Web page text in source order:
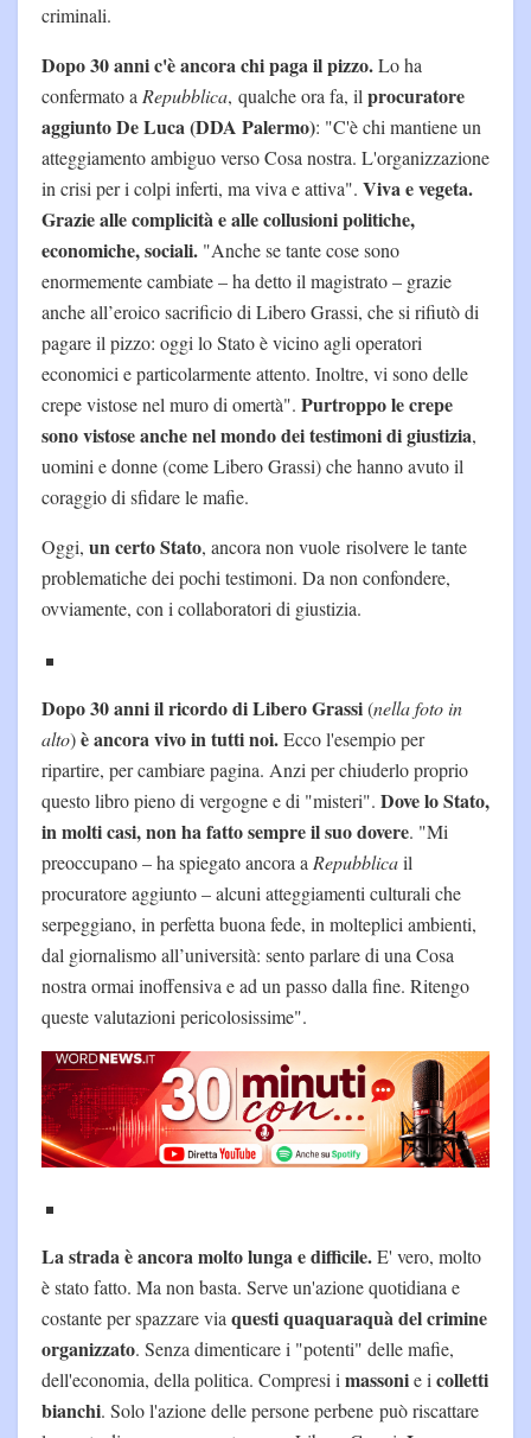
criminali.
Dopo 30 anni c'è ancora chi paga il pizzo.Lo ha
confermato aRepubblica, qualche ora fa, ilprocuratore
aggiunto De Luca (DDA Palermo): "C'è chi mantiene un
atteggiamento ambiguo verso Cosa nostra. L'organizzazione
in crisi per i colpi inferti, ma viva e attiva". Viva e vegeta.
Grazie alle complicità e alle collusioni politiche,
economiche, sociali. "Anche se tante cose sono
enormemente cambiate – ha detto il magistrato – grazie
anche all’eroico sacrificio di Libero Grassi, che si rifiutò di
pagare il pizzo: oggi lo Stato è vicino agli operatori
economici e particolarmente attento. Inoltre, vi sono delle
crepe vistose nel muro di omertà". Purtroppo le crepe
sono vistose anche nel mondo dei testimoni di giustizia,
uomini e donne (come Libero Grassi) che hanno avuto il
coraggio di sfidare le mafie.
Oggi, un certo Stato, ancora non vuole risolvere le tante
problematiche dei pochi testimoni. Da non confondere,
ovviamente, con i collaboratori di giustizia.
Dopo 30 anni il ricordo di Libero Grassi(nella foto in
alto)è ancora vivo in tutti noi.Ecco l'esempio per
ripartire, per cambiare pagina. Anzi per chiuderlo proprio
questo libro pieno di vergogne e di "misteri". Dove lo Stato,
in molti casi, non ha fatto sempre il suo dovere. "Mi
preoccupano – ha spiegato ancora aRepubblicail
procuratore aggiunto – alcuni atteggiamenti culturali che
serpeggiano, in perfetta buona fede, in molteplici ambienti,
dal giornalismo all’università: sento parlare di una Cosa
nostra ormai inoffensiva e ad un passo dalla fine. Ritengo
queste valutazioni pericolosissime".
La strada è ancora molto lunga e difficile.E' vero, molto
è stato fatto. Ma non basta. Serve un'azione quotidiana e
costante per spazzare via questi quaquaraquà del crimine
organizzato. Senza dimenticare i "potenti" delle mafie,
dell'economia, della politica. Compresi i massonie i colletti
bianchi. Solo l'azione delle persone perbene può riscattare